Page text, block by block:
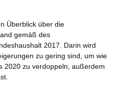
Überblick über die
gemäß des
2017. Darin wird
zu gering sind, um wie
2020 zu verdoppeln, außerdem